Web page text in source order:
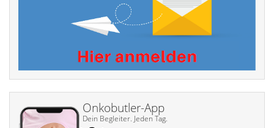
Onkobutler-App
Dein Begleiter. Jeden Tag.